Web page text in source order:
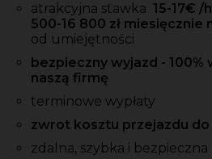
atrakcyjna stawka 15-17€ /h
500-16 800 zł miesięcznie
od umiejętności
bezpieczny wyjazd - 100%
naszą firmę
terminowe wypłaty
zwrot kosztu przejazdu
zdalna, szybka i